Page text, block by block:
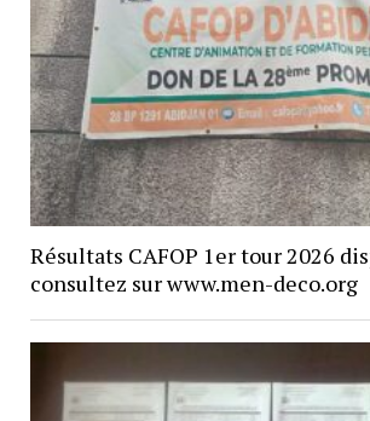
Résultats CAFOP 1er tour 2026
consultez sur www.men-deco.org